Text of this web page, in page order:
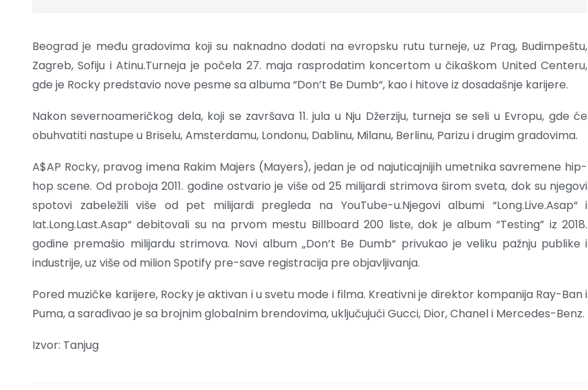
Beograd je među gradovima koji su naknadno dodati na evropsku rutu turneje, uz Prag, Budimpeštu,
Zagreb, Sofiju i Atinu.Turneja je počela 27. maja rasprodatim koncertom u čikaškom United Centeru,
gde je Rocky predstavio nove pesme sa albuma “Don’t Be Dumb“, kao i hitove iz dosadašnje karijere.
Nakon severnoameričkog dela, koji se završava 11. jula u Nju Džerziju, turneja se seli u Evropu, gde će
obuhvatiti nastupe u Briselu, Amsterdamu, Londonu, Dablinu, Milanu, Berlinu, Parizu i drugim gradovima.
A$AP Rocky, pravog imena Rakim Majers (Mayers), jedan je od najuticajnijih umetnika savremene hip-
hop scene. Od proboja 2011. godine ostvario je više od 25 milijardi strimova širom sveta, dok su njegovi
spotovi zabeležili više od pet milijardi pregleda na YouTube-u.Njegovi albumi “Long.Live.Asap“ i
Iat.Long.Last.Asap“ debitovali su na prvom mestu Billboard 200 liste, dok je album “Testing” iz 2018.
godine premašio milijardu strimova. Novi album „Don’t Be Dumb“ privukao je veliku pažnju publike i
industrije, uz više od milion Spotify pre-save registracija pre objavljivanja.
Pored muzičke karijere, Rocky je aktivan i u svetu mode i filma. Kreativni je direktor kompanija Ray-Ban i
Puma, a sarađivao je sa brojnim globalnim brendovima, uključujući Gucci, Dior, Chanel i Mercedes-Benz.
Izvor: Tanjug